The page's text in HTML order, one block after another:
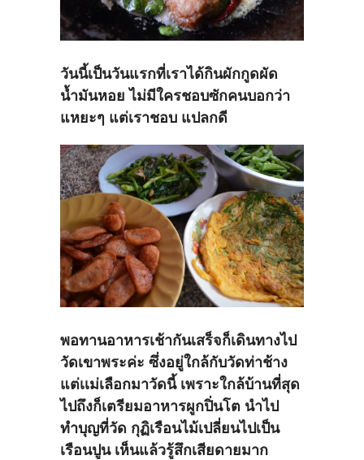
วันนี้เป็นวันแรกที่เราได้กินผักกูดผัด
น้ำมันหอย ไม่มีใครชอบซักคนบอกว่า
แหยะๆ แต่เราชอบ แปลกดี
พอทานอาหารเช้ากันเสร็จก็เดินทางไป
วัดเขาพระค่ะ ซึ่งอยู่ใกล้กับวัดท่าช้าง
แต่เเม่เลือกมาวัดนี้ เพราะใกล้บ้านที่สุด
ไปถึงก็เตรียมอาหารผูกปิ่นโต นำไป
ทำบุญที่วัด กุฏิเรือนไม้เปลี่ยนไปเป็น
เรือนปูน เห็นแล้วรู้สึกเสียดายมาก